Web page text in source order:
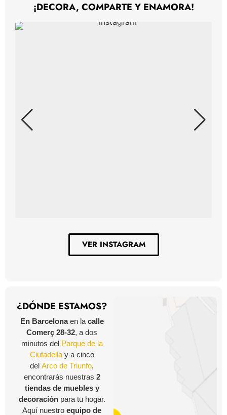
¡DECORA, COMPARTE Y ENAMORA!
VER INSTAGRAM
¿DÓNDE ESTAMOS?
En Barcelonaen la calle
Comerç 28-32, a dos
minutos del Parque de la
Ciutadellay a cinco
del Arco de Triunfo,
encontrarás nuestras 2
tiendas de muebles y
decoraciónpara tu hogar.
Aquí nuestro equipo de